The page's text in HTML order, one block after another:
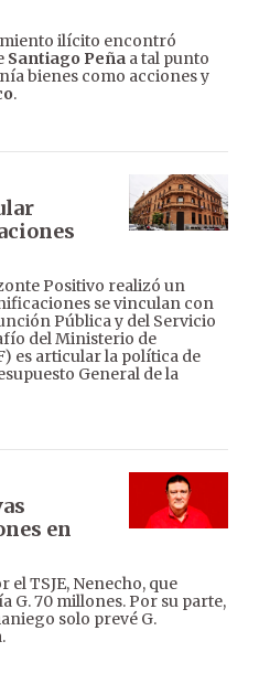
ilícito encontró
Santiago Peña a tal punto
bienes como acciones y
.
Positivo realizó un
se vinculan con
Pública y del Servicio
del Ministerio de
es articular la política de
General de la
en
el TSJE, Nenecho, que
G. 70 millones. Por su parte,
solo prevé G.